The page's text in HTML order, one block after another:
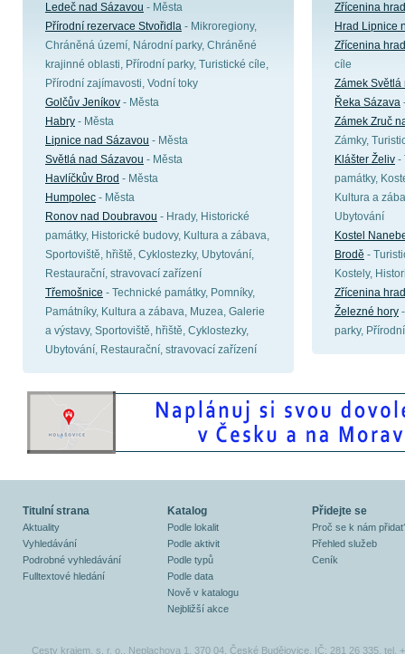
Ledeč nad Sázavou - Města
Přírodní rezervace Stvořidla - Mikroregiony,
Chráněná území, Národní parky, Chráněné
krajinné oblasti, Přírodní parky, Turistické cíle,
Přírodní zajímavosti, Vodní toky
Golčův Jeníkov - Města
Habry - Města
Lipnice nad Sázavou - Města
Světlá nad Sázavou - Města
Havlíčkův Brod - Města
Humpolec - Města
Ronov nad Doubravou - Hrady, Historické
památky, Historické budovy, Kultura a zábava,
Sportoviště, hřiště, Cyklostezky, Ubytování,
Restaurační, stravovací zařízení
Třemošnice - Technické památky, Pomníky,
Památníky, Kultura a zábava, Muzea, Galerie
a výstavy, Sportoviště, hřiště, Cyklostezky,
Ubytování, Restaurační, stravovací zařízení
Zřícenina
Hrad Lipnice
Zřícenina
cíle
Zámek
Řeka Sázava
Zámek Zruč
Zámky,
Klášter Želiv -
památky,
Kultura a
Ubytování
Kostel
Brodě -
Kostely,
Zřícenina
Železné hory
parky,
Titulní strana
Aktuality
Vyhledávání
Podrobné vyhledávání
Fulltextové hledání
Katalog
Podle lokalit
Podle aktivit
Podle typů
Podle data
Nově v katalogu
Nejbližší akce
Přidejte se
Proč se k nám
Přehled služeb
Ceník
Cesty krajem, s. r. o., Neplachova 1, 370 04, České Budějovice, IČ: 281 26 335, tel.